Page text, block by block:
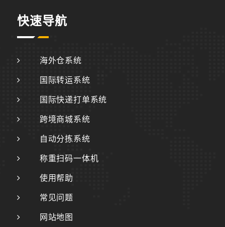
快速导航
海外仓系统
国际转运系统
国际快递打单系统
跨境商城系统
自动分拣系统
称重扫码一体机
使用帮助
常见问题
网站地图